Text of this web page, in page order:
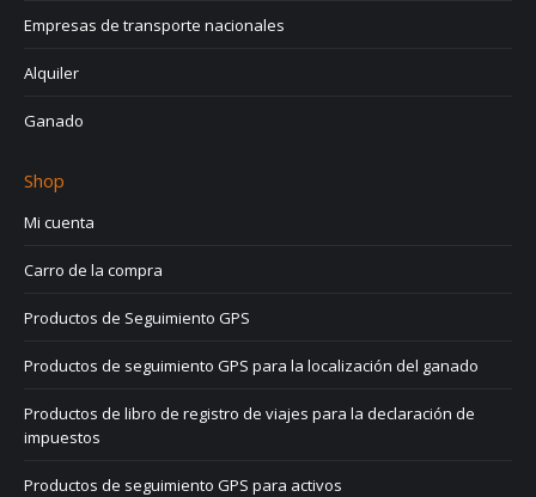
Empresas de transporte nacionales
Alquiler
Ganado
Shop
Mi cuenta
Carro de la compra
Productos de Seguimiento GPS
Productos de seguimiento GPS para la localización del ganado
Productos de libro de registro de viajes para la declaración de
impuestos
Productos de seguimiento GPS para activos